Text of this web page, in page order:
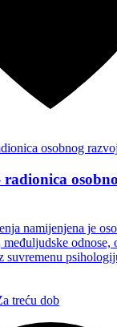
namijenjena je
odnose,
suvremenu
treću dob